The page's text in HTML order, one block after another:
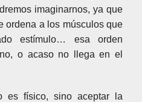
imaginarnos, ya que
ordena a los músculos que
estímulo… esa orden
o acaso no llega en el
es físico, sino aceptar la